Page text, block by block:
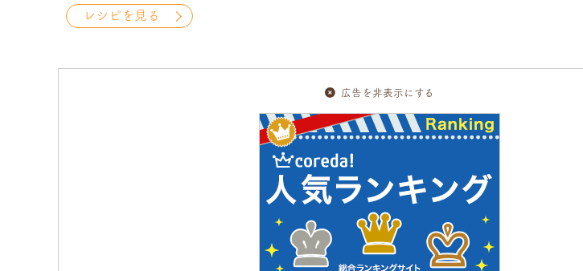
レシピを見る
広告を非表示にする